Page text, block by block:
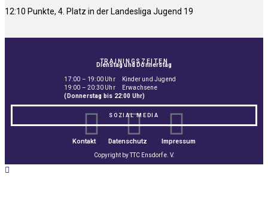
12:10 Punkte, 4. Platz in der Landesliga Jugend 19
TRAININGSZEITEN
Dienstag und Donnerstag
17:00 – 19:00 Uhr Kinder und Jugend
19:00 – 20:30 Uhr Erwachsene
(Donnerstag bis 22:00 Uhr)
SOZIAL MEDIA
Kontakt Datenschutz Impressum
Copyright by TTC Ensdorf e. V.